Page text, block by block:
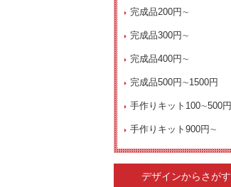
完成品200円∼
完成品300円∼
完成品400円∼
完成品500円∼1500円
手作りキット100∼500円
手作りキット900円∼
デザインからさがす